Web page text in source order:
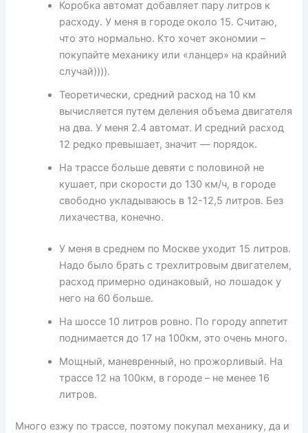
Коробка автомат добавляет пару литров к
расходу. У меня в городе около 15. Считаю,
что это нормально. Кто хочет экономии –
покупайте механику или «ланцер» на крайний
случай)))).
Теоретически, средний расход на 10 км
вычисляется путем деления объема двигателя
на два. У меня 2.4 автомат. И средний расход
12 редко превышает, значит — порядок.
На трассе больше девяти с половиной не
кушает, при скорости до 130 км/ч, в городе
свободно укладываюсь в 12-12,5 литров. Без
лихачества, конечно.
У меня в среднем по Москве уходит 15 литров.
Надо было брать с трехлитровым двигателем,
расход примерно одинаковый, но лошадок у
него на 60 больше.
На шоссе 10 литров ровно. По городу аппетит
поднимается до 17 на 100км, это очень много.
Мощный, маневренный, но прожорливый. На
трассе 12 на 100км, в городе – не менее 16
литров.
Много езжу по трассе, поэтому покупал механику, да и